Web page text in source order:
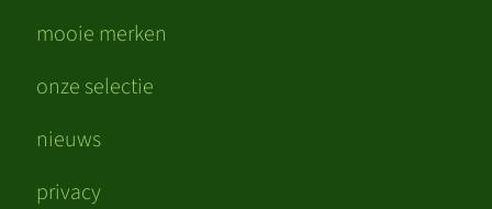
mooie merken
onze selectie
nieuws
privacy